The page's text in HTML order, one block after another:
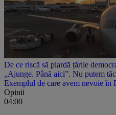
De ce riscă să piardă țările
„Ajunge. Până aici”. Nu putem
Exemplul de care avem nevoie în
Opinii
04:00